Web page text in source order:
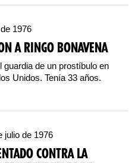
1976
A RINGO BONAVENA
guardia de un prostíbulo en
Unidos. Tenía 33 años.
julio de 1976
CONTRA LA